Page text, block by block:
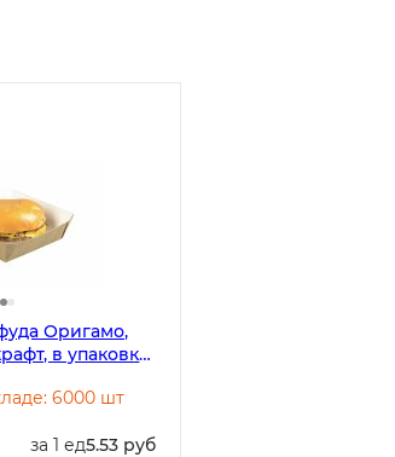
Оригамо,
в упаковке
6000 шт
за 1 ед5.53 руб